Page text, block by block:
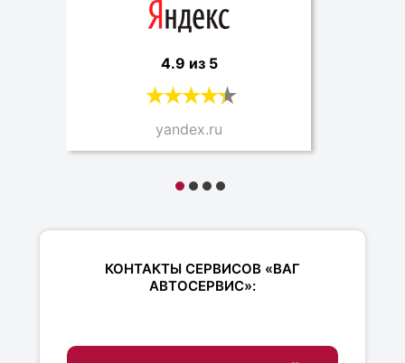
4.9 из 5
yandex.ru
КОНТАКТЫ СЕРВИСОВ «ВАГ
АВТОСЕРВИС»: